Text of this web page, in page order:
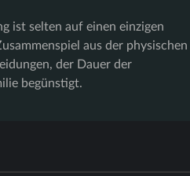
ist selten auf einen einzigen
aus der physischen
der Dauer der
begünstigt.